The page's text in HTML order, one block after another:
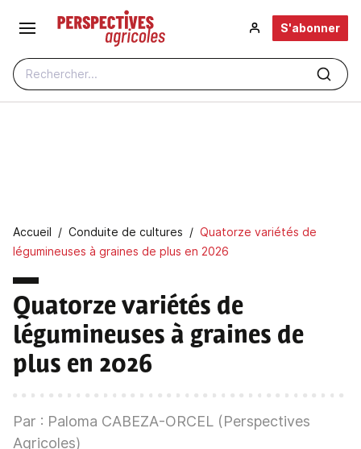
Aller au contenu principal
Rechercher...
S'abonner
Fil d'Ariane
Accueil Conduite de cultures
Quatorze variétés de
légumineuses à graines de plus en 2026
Quatorze variétés de
légumineuses à graines de
plus en 2026
Par : Paloma CABEZA-ORCEL (Perspectives
Agricoles)